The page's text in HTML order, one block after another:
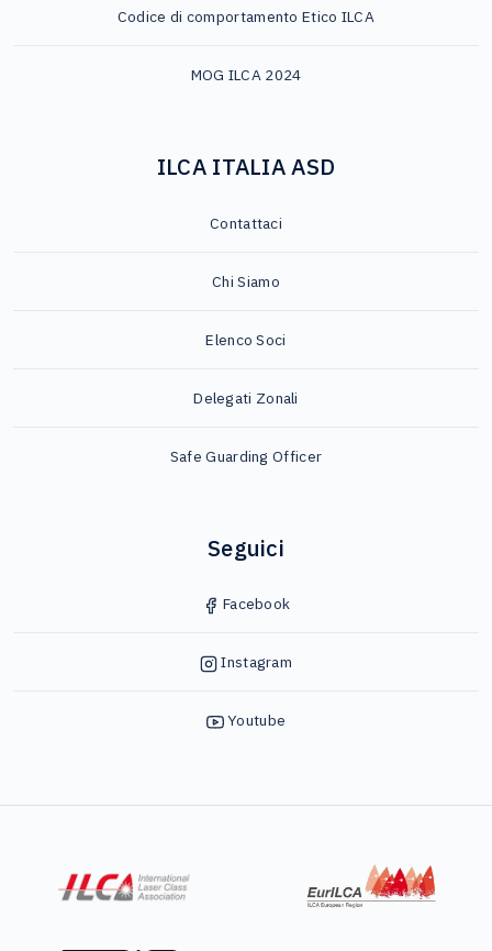
Codice di comportamento Etico ILCA
MOG ILCA 2024
ILCA ITALIA ASD
Contattaci
Chi Siamo
Elenco Soci
Delegati Zonali
Safe Guarding Officer
Seguici
Facebook
Instagram
Youtube